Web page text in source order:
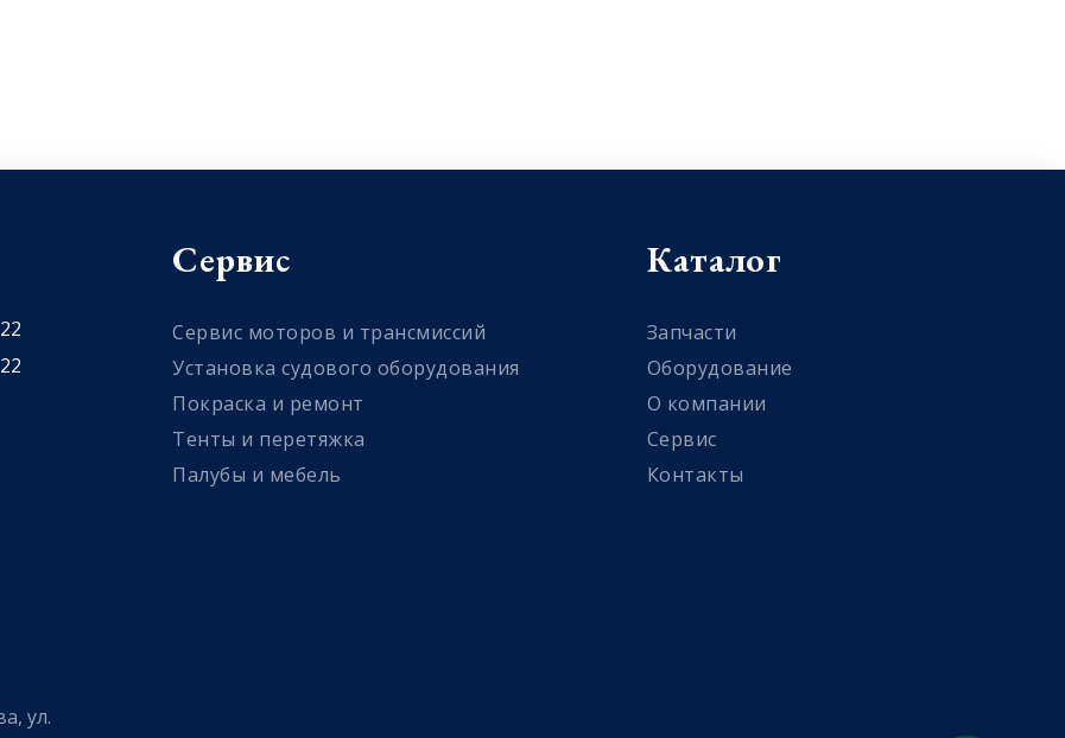
ул.
Сервис
Сервис моторов и трансмиссий
Установка судового оборудования
Покраска и ремонт
Тенты и перетяжка
Палубы и мебель
Каталог
Запчасти
Оборудование
О компании
Сервис
Контакты